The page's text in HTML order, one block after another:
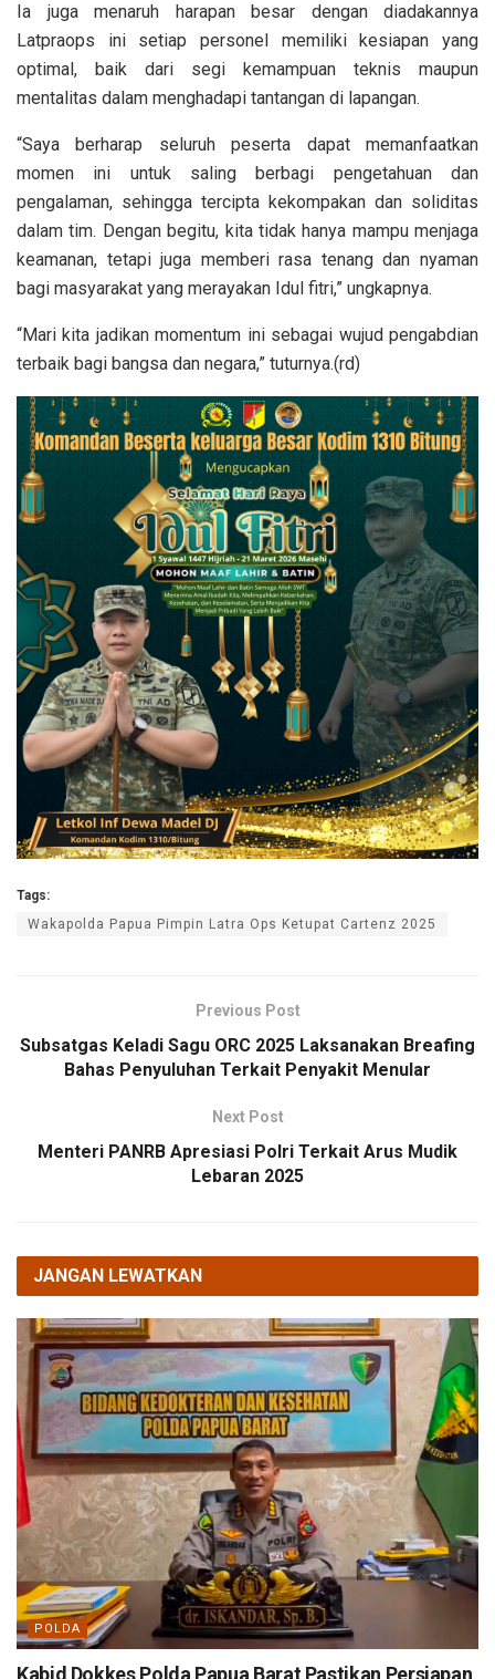
Ia juga menaruh harapan besar dengan diadakannya
Latpraops ini setiap personel memiliki kesiapan yang
optimal, baik dari segi kemampuan teknis maupun
mentalitas dalam menghadapi tantangan di lapangan.
“Saya berharap seluruh peserta dapat memanfaatkan
momen ini untuk saling berbagi pengetahuan dan
pengalaman, sehingga tercipta kekompakan dan soliditas
dalam tim. Dengan begitu, kita tidak hanya mampu menjaga
keamanan, tetapi juga memberi rasa tenang dan nyaman
bagi masyarakat yang merayakan Idul fitri,” ungkapnya.
“Mari kita jadikan momentum ini sebagai wujud pengabdian
terbaik bagi bangsa dan negara,” tuturnya.(rd)
Tags:
Wakapolda Papua Pimpin Latra Ops Ketupat Cartenz 2025
Previous Post
Subsatgas Keladi Sagu ORC 2025 Laksanakan Breafing
Bahas Penyuluhan Terkait Penyakit Menular
Next Post
Menteri PANRB Apresiasi Polri Terkait Arus Mudik
Lebaran 2025
JANGAN LEWATKAN
POLDA
Kabid Dokkes Polda Papua Barat Pastikan Persiapan